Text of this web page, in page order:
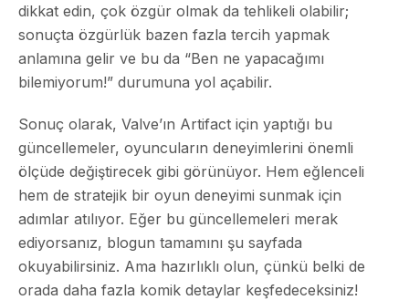
dikkat edin, çok özgür olmak da tehlikeli olabilir;
sonuçta özgürlük bazen fazla tercih yapmak
anlamına gelir ve bu da “Ben ne yapacağımı
bilemiyorum!” durumuna yol açabilir.
Sonuç olarak, Valve’ın Artifact için yaptığı bu
güncellemeler, oyuncuların deneyimlerini önemli
ölçüde değiştirecek gibi görünüyor. Hem eğlenceli
hem de stratejik bir oyun deneyimi sunmak için
adımlar atılıyor. Eğer bu güncellemeleri merak
ediyorsanız, blogun tamamını şu sayfada
okuyabilirsiniz. Ama hazırlıklı olun, çünkü belki de
orada daha fazla komik detaylar keşfedeceksiniz!